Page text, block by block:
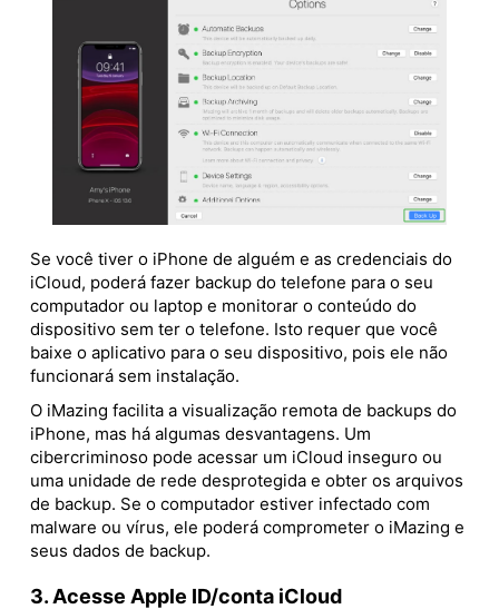
Se você tiver o iPhone de alguém e as credenciais do
iCloud, poderá fazer backup do telefone para o seu
computador ou laptop e monitorar o conteúdo do
dispositivo sem ter o telefone. Isto requer que você
baixe o aplicativo para o seu dispositivo, pois ele não
funcionará sem instalação.
O iMazing facilita a visualização remota de backups do
iPhone, mas há algumas desvantagens. Um
cibercriminoso pode acessar um iCloud inseguro ou
uma unidade de rede desprotegida e obter os arquivos
de backup. Se o computador estiver infectado com
malware ou vírus, ele poderá comprometer o iMazing e
seus dados de backup.
3. Acesse Apple ID/conta iCloud